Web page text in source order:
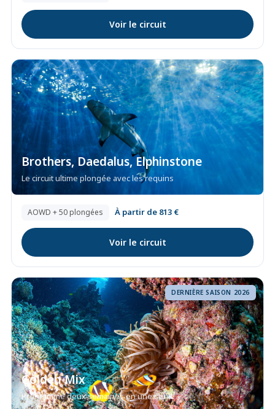
Voir le circuit
Brothers, Daedalus, Elphinstone
Le circuit ultime plongée avec les requins
AOWD + 50 plongées À partir de 813 €
Voir le circuit
DERNIÈRE SAISON 2026
Golden Mix
Programme deux semaines en une seule